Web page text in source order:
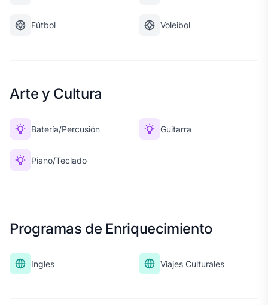
Fútbol Voleibol
Arte y Cultura
Batería/Percusión Guitarra
Piano/Teclado
Programas de Enriquecimiento
Ingles Viajes Culturales